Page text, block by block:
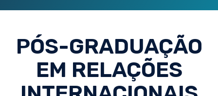
PÓS-GRADUAÇÃO
EM RELAÇÕES